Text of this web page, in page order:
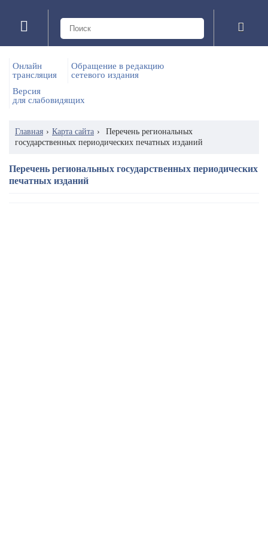
Онлайн
трансляция
Обращение в редакцию
сетевого издания
Версия
для слабовидящих
Главная › Карта сайта ›
Перечень региональных
государственных периодических печатных изданий
Перечень региональных государственных периодических
печатных изданий